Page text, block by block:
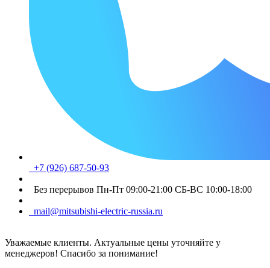
+7 (926) 687-50-93
Без перерывов Пн-Пт 09:00-21:00 СБ-ВС 10:00-18:00
mail@mitsubishi-electric-russia.ru
Уважаемые клиенты. Актуальные цены уточняйте у
менеджеров! Спасибо за понимание!